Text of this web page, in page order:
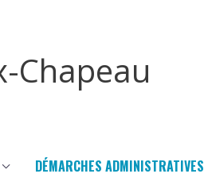
Chapeau
DÉMARCHES ADMINISTRATIVES